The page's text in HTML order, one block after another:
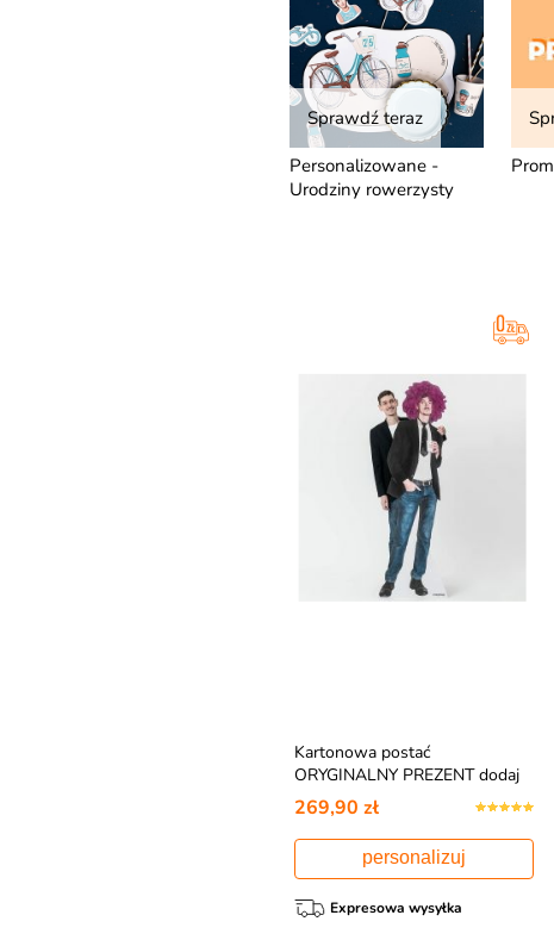
Sprawdź teraz
Personalizowane -
Urodziny rowerzysty
Kartonowa postać
ORYGINALNY PREZENT dodaj
swoje zdjęcie
269,90 zł
personalizuj
Expresowa wysyłka